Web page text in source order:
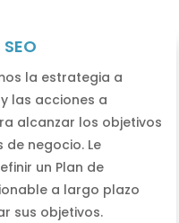
la estrategia a
las acciones a
alcanzar los objetivos
de negocio. Le
un Plan de
a largo plazo
sus objetivos.